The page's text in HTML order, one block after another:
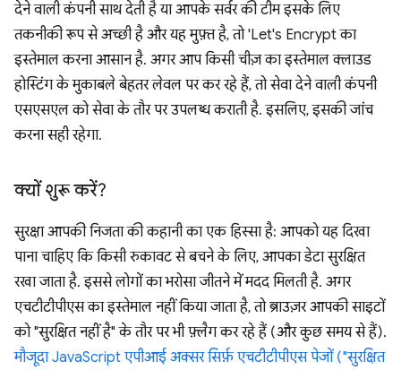
देने वाली कंपनी साथ देती है या आपके सर्वर की टीम इसके लिए
तकनीकी रूप से अच्छी है और यह मुफ़्त है, तो 'Let's Encrypt का
इस्तेमाल करना आसान है. अगर आप किसी चीज़ का इस्तेमाल क्लाउड
होस्टिंग के मुकाबले बेहतर लेवल पर कर रहे हैं, तो सेवा देने वाली कंपनी
एसएसएल को सेवा के तौर पर उपलब्ध कराती है. इसलिए, इसकी जांच
करना सही रहेगा.
क्यों शुरू करें?
सुरक्षा आपकी निजता की कहानी का एक हिस्सा है: आपको यह दिखा
पाना चाहिए कि किसी रुकावट से बचने के लिए, आपका डेटा सुरक्षित
रखा जाता है. इससे लोगों का भरोसा जीतने में मदद मिलती है. अगर
एचटीटीपीएस का इस्तेमाल नहीं किया जाता है, तो ब्राउज़र आपकी साइटों
को "सुरक्षित नहीं है" के तौर पर भी फ़्लैग कर रहे हैं (और कुछ समय से हैं).
मौजूदा JavaScript एपीआई अक्सर सिर्फ़ एचटीटीपीएस पेजों ("सुरक्षित